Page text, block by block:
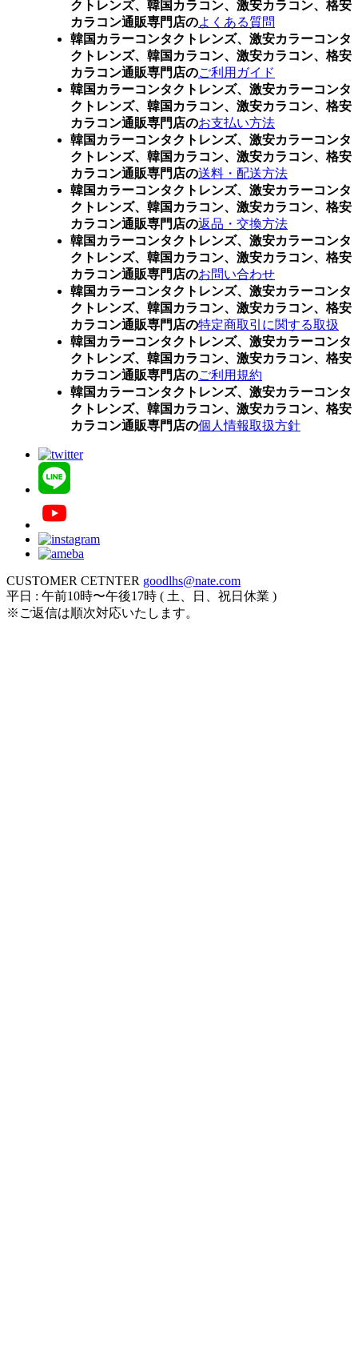
クトレンズ、韓国カラコン、激安カラコン、格安
カラコン通販専門店のよくある質問
韓国カラーコンタクトレンズ、激安カラーコンタ
クトレンズ、韓国カラコン、激安カラコン、格安
カラコン通販専門店のご利用ガイド
韓国カラーコンタクトレンズ、激安カラーコンタ
クトレンズ、韓国カラコン、激安カラコン、格安
カラコン通販専門店のお支払い方法
韓国カラーコンタクトレンズ、激安カラーコンタ
クトレンズ、韓国カラコン、激安カラコン、格安
カラコン通販専門店の送料・配送方法
韓国カラーコンタクトレンズ、激安カラーコンタ
クトレンズ、韓国カラコン、激安カラコン、格安
カラコン通販専門店の返品・交換方法
韓国カラーコンタクトレンズ、激安カラーコンタ
クトレンズ、韓国カラコン、激安カラコン、格安
カラコン通販専門店のお問い合わせ
韓国カラーコンタクトレンズ、激安カラーコンタ
クトレンズ、韓国カラコン、激安カラコン、格安
カラコン通販専門店の特定商取引に関する取扱
韓国カラーコンタクトレンズ、激安カラーコンタ
クトレンズ、韓国カラコン、激安カラコン、格安
カラコン通販専門店のご利用規約
韓国カラーコンタクトレンズ、激安カラーコンタ
クトレンズ、韓国カラコン、激安カラコン、格安
カラコン通販専門店の個人情報取扱方針
CUSTOMER CETNTER goodlhs@nate.com
平日 : 午前10時〜午後17時 ( 土、日、祝日休業 )
※ご返信は順次対応いたします。